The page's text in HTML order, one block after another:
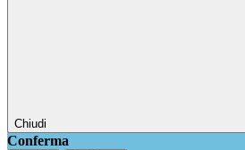
Chiudi
Conferma